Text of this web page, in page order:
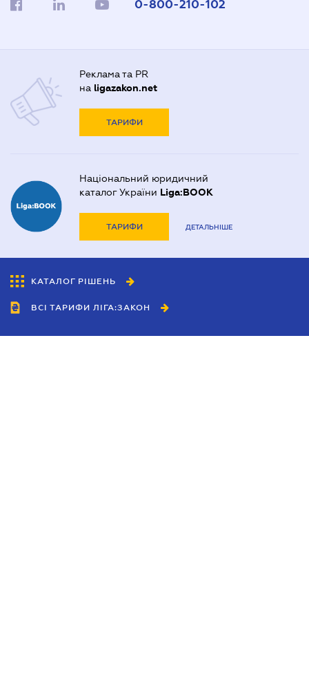
0-800-210-102
Реклама та PR
на ligazakon.net
ТАРИФИ
Національний юридичний
каталог України Liga:BOOK
ТАРИФИ ДЕТАЛЬНІШЕ
КАТАЛОГ РІШЕНЬ
ВСІ ТАРИФИ ЛІГА:ЗАКОН